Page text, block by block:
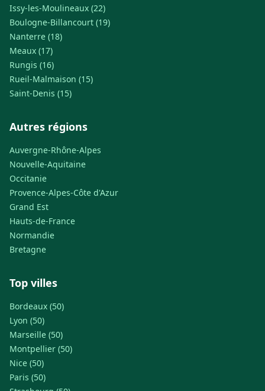
Issy-les-Moulineaux (22)
Boulogne-Billancourt (19)
Nanterre (18)
Meaux (17)
Rungis (16)
Rueil-Malmaison (15)
Saint-Denis (15)
Autres régions
Auvergne-Rhône-Alpes
Nouvelle-Aquitaine
Occitanie
Provence-Alpes-Côte d'Azur
Grand Est
Hauts-de-France
Normandie
Bretagne
Top villes
Bordeaux (50)
Lyon (50)
Marseille (50)
Montpellier (50)
Nice (50)
Paris (50)